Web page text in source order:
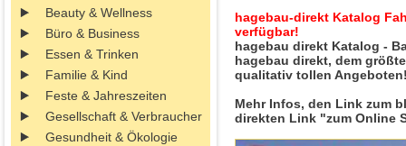
Beauty & Wellness
Büro & Business
Essen & Trinken
Familie & Kind
Feste & Jahreszeiten
Gesellschaft & Verbraucher
Gesundheit & Ökologie
hagebau-direkt Katalog
verfügbar!
hagebau direkt Katalog -
hagebau direkt, dem
qualitativ tollen
Mehr Infos, den Link zum
direkten Link "zum Online